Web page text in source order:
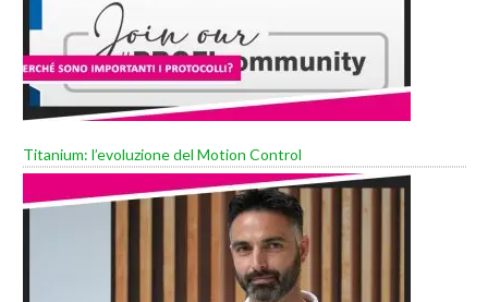
Titanium: l’evoluzione del Motion Control